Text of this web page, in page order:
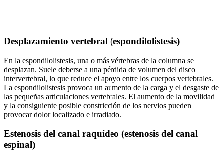
Desplazamiento vertebral (espondilolistesis)
En la espondilolistesis, una o más vértebras de la columna se
desplazan. Suele deberse a una pérdida de volumen del disco
intervertebral, lo que reduce el apoyo entre los cuerpos vertebrales.
La espondilolistesis provoca un aumento de la carga y el desgaste de
las pequeñas articulaciones vertebrales. El aumento de la movilidad
y la consiguiente posible constricción de los nervios pueden
provocar dolor localizado e irradiado.
Estenosis del canal raquídeo (estenosis del canal
espinal)